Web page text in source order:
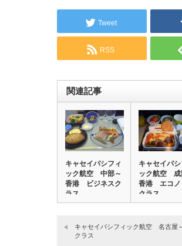
Tweet
RSS
関連記事
キャセイパシフィ
ック航空 中部～
香港 ビジネスク
ラス
キャセイパシ
ック航空 成
香港 エコノ
クラス
キャセイパシフィック航空 名古屋
クラス